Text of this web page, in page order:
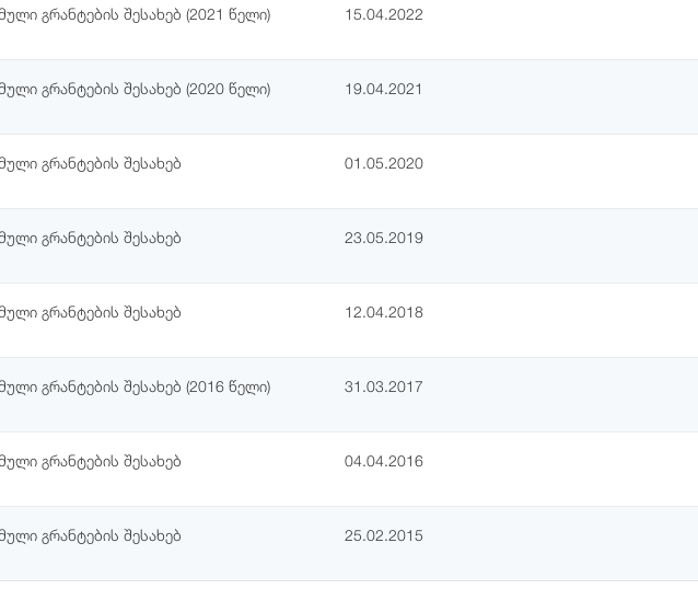
გრანტების შესახებ (2021 წელი) 15.04.2022
გრანტების შესახებ (2020 წელი) 19.04.2021
გრანტების შესახებ 01.05.2020
გრანტების შესახებ 23.05.2019
გრანტების შესახებ 12.04.2018
გრანტების შესახებ (2016 წელი) 31.03.2017
გრანტების შესახებ 04.04.2016
გრანტების შესახებ 25.02.2015